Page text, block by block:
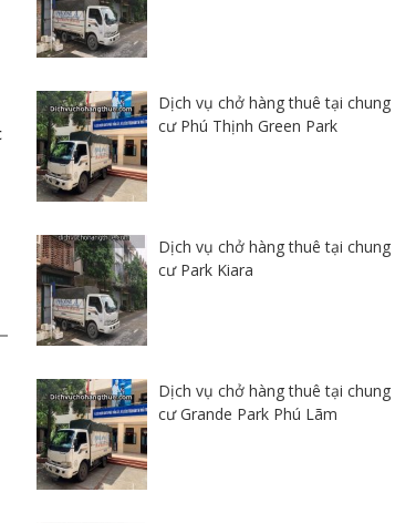
Dịch vụ chở hàng thuê tại chung
cư Phú Thịnh Green Park
Dịch vụ chở hàng thuê tại chung
cư Park Kiara
Dịch vụ chở hàng thuê tại chung
cư Grande Park Phú Lãm